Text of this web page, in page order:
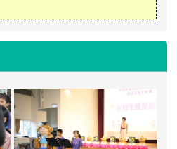
第44屆畢業典禮